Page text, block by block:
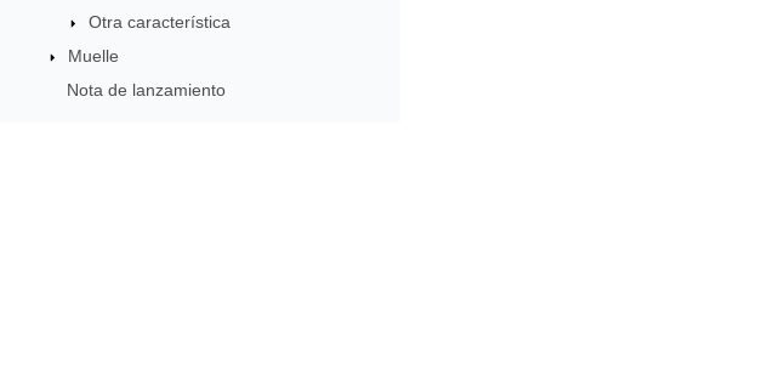
Otra característica
Muelle
Nota de lanzamiento